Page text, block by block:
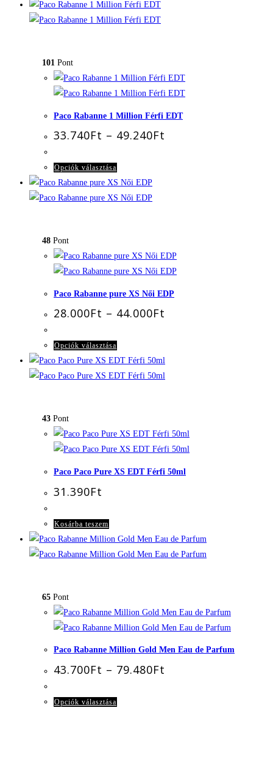
101 Pont
Paco Rabanne 1 Million Férfi EDT
33.740Ft – 49.240Ft
Opciók választása
a
terméknek
A
változatok
választhatók
48 Pont
Paco Rabanne pure XS Női EDP
28.000Ft – 44.000Ft
Opciók választása
a
terméknek
A
változatok
a
43 Pont
Paco Paco Pure XS EDT Férfi 50ml
31.390Ft
Kosárba teszem
65 Pont
Paco Rabanne Million Gold Men Eau de Parfum
43.700Ft – 79.480Ft
Opciók választása